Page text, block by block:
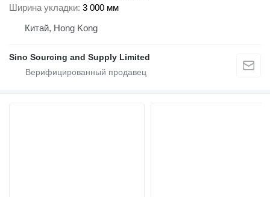
Ширина укладки 3 000 мм
Китай, Hong Kong
Sino Sourcing and Supply Limited